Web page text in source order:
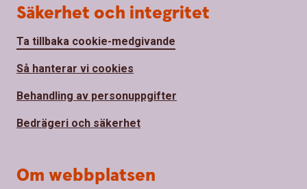
Säkerhet och integritet
Ta tillbaka cookie-medgivande
Så hanterar vi cookies
Behandling av personuppgifter
Bedrägeri och säkerhet
Om webbplatsen